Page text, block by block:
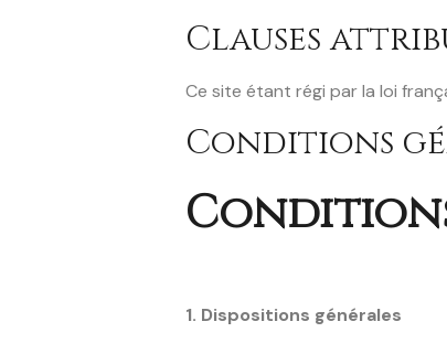
Clauses
Ce site étant régi par la loi
Conditions
1. Dispositions générales